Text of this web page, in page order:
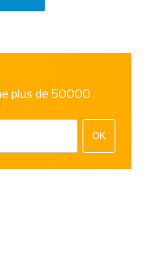
plus de 50000
OK